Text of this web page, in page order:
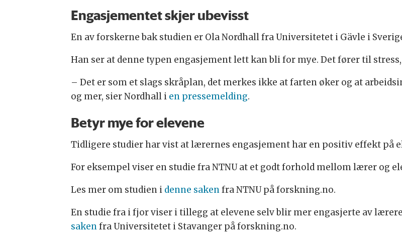
Engasjementet skjer ubevisst
En av forskerne bak studien er Ola Nordhall fra Universitetet i Gävle i
Han ser at denne typen engasjement lett kan bli for mye. Det fører til
– Det er som et slags skråplan, det merkes ikke at farten øker og at
og mer, sier Nordhall i en pressemelding.
Betyr mye for elevene
Tidligere studier har vist at lærernes engasjement har en positiv effekt på
For eksempel viser en studie fra NTNU at et godt forhold mellom lærer og
Les mer om studien i denne sakenfra NTNU på forskning.no.
En studie fra i fjor viser i tillegg at elevene selv blir mer engasjerte av
sakenfra Universitetet i Stavanger på forskning.no.